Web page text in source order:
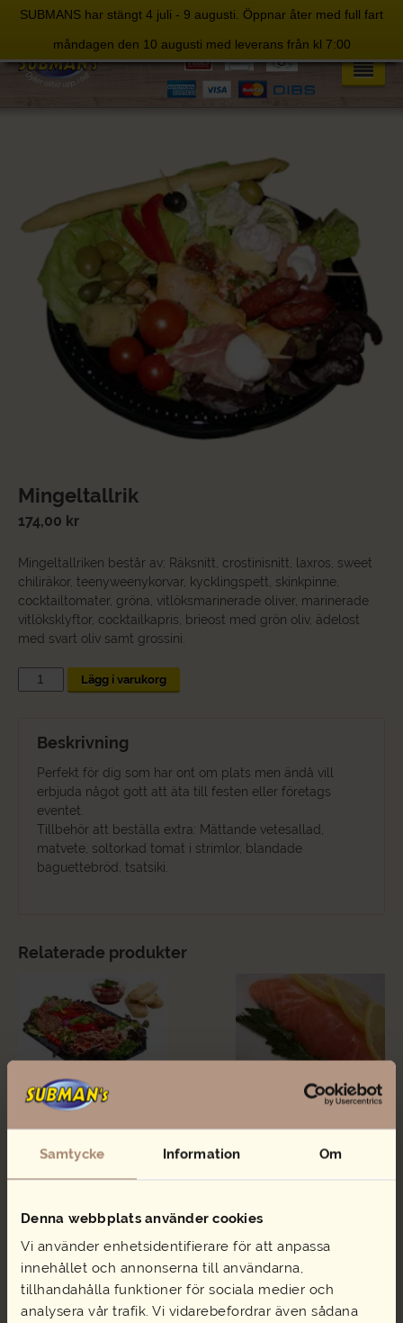
SUBMANS har stängt 4 juli - 9 augusti. Öppnar åter med full fart
måndagen den 10 augusti med leverans från kl 7:00
Samtycke Information Om
Denna webbplats använder cookies
Vi använder enhetsidentifierare för att anpassa
innehållet och annonserna till användarna,
tillhandahålla funktioner för sociala medier och
analysera vår trafik. Vi vidarebefordrar även sådana
to
content
Mingeltallrik
174,00 kr
Mingeltallriken består av; Räksnitt, crostinisnitt, laxros, sweet
chiliräkor, teenyweenykorvar, kycklingspett, skinkpinne,
cocktailtomater, gröna, vitlöksmarinerade oliver, marinerade
vitlöksklyftor, cocktailkapris, brieost med grön oliv, ädelost
med svart oliv samt grossini.
Mingeltallrik
mängd
Lägg i varukorg
Beskrivning
Perfekt för dig som har ont om plats men ändå vill
erbjuda något gott att äta till festen eller företags
eventet.
Tillbehör att beställa extra: Mättande vetesallad,
matvete, soltorkad tomat i strimlor, blandade
baguettebröd, tsatsiki.
Relaterade produkter
Italiensk buffé
buffé
mängd
Lägg i varukorg
Wraps Lax/pepparrot